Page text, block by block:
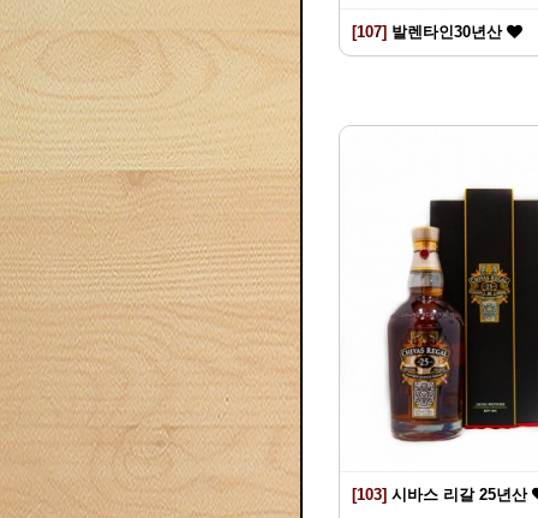
[107] 발렌타인30년산
[103] 시바스 리갈 25년산